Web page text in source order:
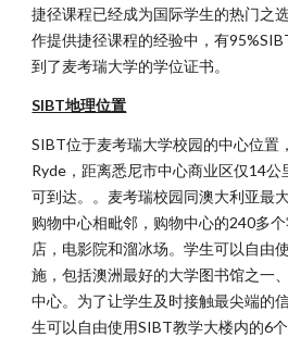
捷径课程已经成为国际学生的热门之
作提供捷径课程的经验中，有
到了麦考瑞大学的学位证书。
SIBT地理位置
SIBT位于麦考瑞大学校园的中心位置
Ryde，距离悉尼市中心商业区仅14
可到达。。麦考瑞校园同澳大利亚最
购物中心相毗邻，购物中心的240多
店，电影院和溜冰场。学生可以自由
施，包括澳洲最好的大学图书馆之一
中心。为了让学生及时接触最尖端的
生可以自由使用SIBT教学大楼内的6